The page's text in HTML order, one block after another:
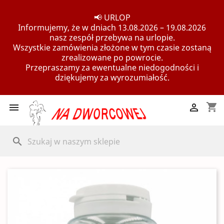
📢 URLOP
Informujemy, że w dniach 13.08.2026 – 19.08.2026
nasz zespół przebywa na urlopie.
Wszystkie zamówienia złożone w tym czasie zostaną
zrealizowane po powrocie.
Przepraszamy za ewentualne niedogodności i
dziękujemy za wyrozumiałość.
 shopping_cart

search